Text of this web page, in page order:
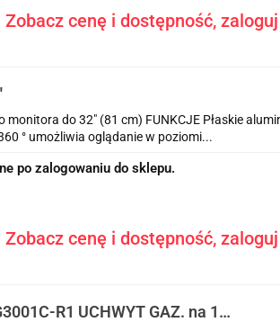
Zobacz cenę i dostępność,
monitora do 32" (81 cm) FUNKCJE Płaskie
° umożliwia oglądanie w poziomi...
po zalogowaniu do sklepu.
Zobacz cenę i dostępność,
R1 UCHWYT GAZ. na 1